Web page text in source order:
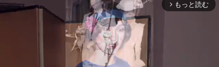
arrow_forward_ios もっと読む